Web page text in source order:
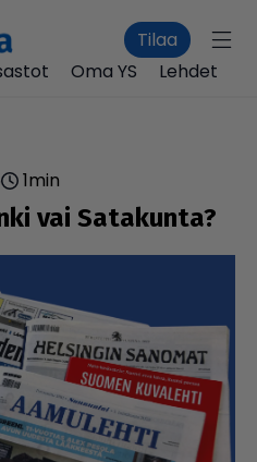
Tilaa
Oma YS Lehdet
1min
vai Satakunta?